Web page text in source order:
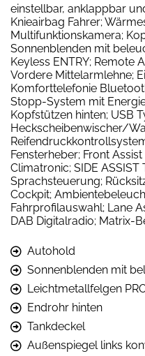
einstellbar, anklappbar
Knieairbag Fahrer;
Multifunktionskamera;
Sonnenblenden mit
Keyless ENTRY; Remote
Vordere Mittelarmlehne;
Komforttelefonie
Stopp-System mit
Kopfstützen hinten; USB
Heckscheibenwischer/
Fensterheber; Front
Climatronic; SIDE ASSIST
Sprachsteuerung;
Cockpit;
Fahrprofilauswahl; Lane
DAB Digitalradio; Matrix-
Autohold
Sonnenblenden mit
Leichtmetallfelgen
Endrohr hinten
Tankdeckel
Außenspiegel links